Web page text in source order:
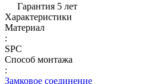
Гарантия 5 лет
Характеристики
Материал
:
SPC
Способ монтажа
:
Замковое соединение